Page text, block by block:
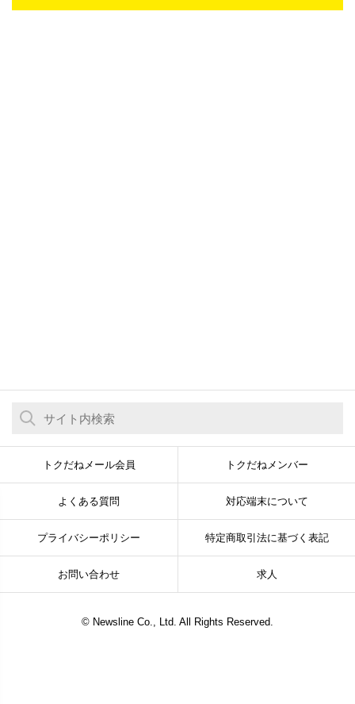
トクだねメール会員 トクだねメンバー
よくある質問 対応端末について
プライバシーポリシー 特定商取引法に基づく表記
お問い合わせ 求人
© Newsline Co., Ltd. All Rights Reserved.